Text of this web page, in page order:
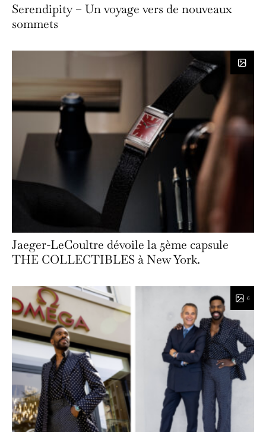
Serendipity – Un voyage vers de nouveaux
sommets
Jaeger-LeCoultre dévoile la 5ème capsule
THE COLLECTIBLES à New York.
6